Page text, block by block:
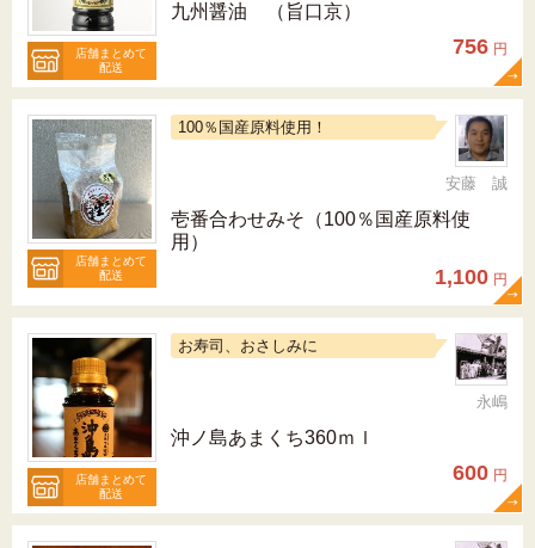
店舗まとめて
配送
九州醤油 （旨口京）
756 円
店舗まとめて
配送
100％国産原料使用！
安藤 誠
壱番合わせみそ（100％国産原料使
用）
1,100 円
店舗まとめて
配送
お寿司、おさしみに
永嶋
沖ノ島あまくち360ｍｌ
600 円